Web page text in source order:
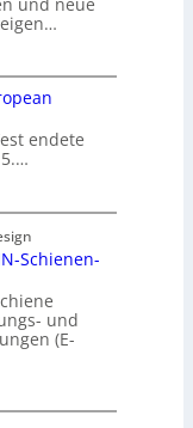
endete
Schienen-
und
(E-